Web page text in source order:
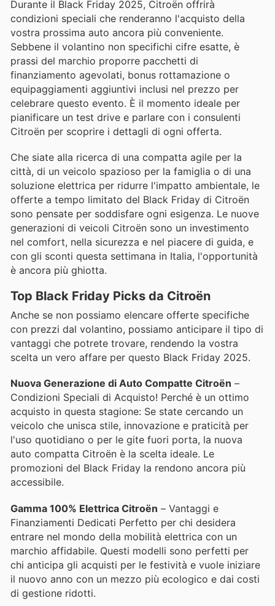
Durante il Black Friday 2025, Citroën offrirà
condizioni speciali che renderanno l'acquisto della
vostra prossima auto ancora più conveniente.
Sebbene il volantino non specifichi cifre esatte, è
prassi del marchio proporre pacchetti di
finanziamento agevolati, bonus rottamazione o
equipaggiamenti aggiuntivi inclusi nel prezzo per
celebrare questo evento. È il momento ideale per
pianificare un test drive e parlare con i consulenti
Citroën per scoprire i dettagli di ogni offerta.
Che siate alla ricerca di una compatta agile per la
città, di un veicolo spazioso per la famiglia o di una
soluzione elettrica per ridurre l'impatto ambientale, le
offerte a tempo limitato del Black Friday di Citroën
sono pensate per soddisfare ogni esigenza. Le nuove
generazioni di veicoli Citroën sono un investimento
nel comfort, nella sicurezza e nel piacere di guida, e
con gli sconti questa settimana in Italia, l'opportunità
è ancora più ghiotta.
Top Black Friday Picks da Citroën
Anche se non possiamo elencare offerte specifiche
con prezzi dal volantino, possiamo anticipare il tipo di
vantaggi che potrete trovare, rendendo la vostra
scelta un vero affare per questo Black Friday 2025.
Nuova Generazione di Auto Compatte Citroën –
Condizioni Speciali di Acquisto! Perché è un ottimo
acquisto in questa stagione: Se state cercando un
veicolo che unisca stile, innovazione e praticità per
l'uso quotidiano o per le gite fuori porta, la nuova
auto compatta Citroën è la scelta ideale. Le
promozioni del Black Friday la rendono ancora più
accessibile.
Gamma 100% Elettrica Citroën – Vantaggi e
Finanziamenti Dedicati Perfetto per chi desidera
entrare nel mondo della mobilità elettrica con un
marchio affidabile. Questi modelli sono perfetti per
chi anticipa gli acquisti per le festività e vuole iniziare
il nuovo anno con un mezzo più ecologico e dai costi
di gestione ridotti.